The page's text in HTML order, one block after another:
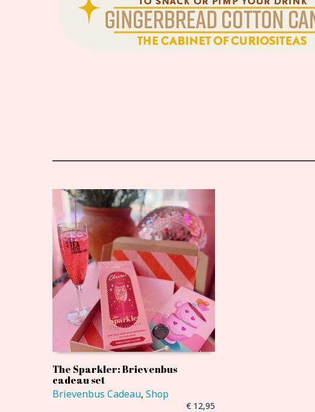
The Sparkler: Brievenbus
cadeau set
Brievenbus Cadeau, Shop
€ 12,95